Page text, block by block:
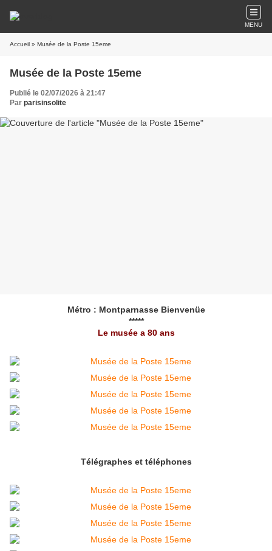
MENU
Accueil » Musée de la Poste 15eme
Musée de la Poste 15eme
Publié le 02/07/2026 à 21:47
Par parisinsolite
Métro : Montparnasse Bienvenüe
*****
Le musée a 80 ans
Télégraphes et téléphones